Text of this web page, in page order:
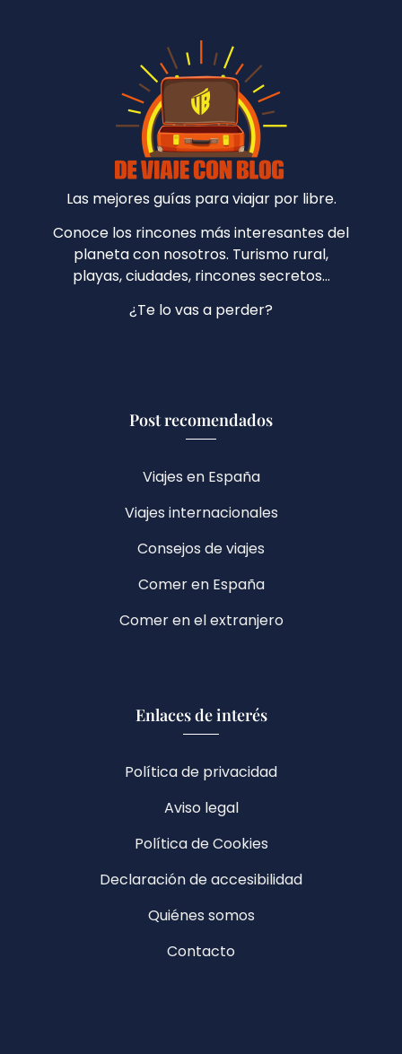
Las mejores guías para viajar por libre.
Conoce los rincones más interesantes del
planeta con nosotros. Turismo rural,
playas, ciudades, rincones secretos…
¿Te lo vas a perder?
Post recomendados
Viajes en España
Viajes internacionales
Consejos de viajes
Comer en España
Comer en el extranjero
Enlaces de interés
Política de privacidad
Aviso legal
Política de Cookies
Declaración de accesibilidad
Quiénes somos
Contacto